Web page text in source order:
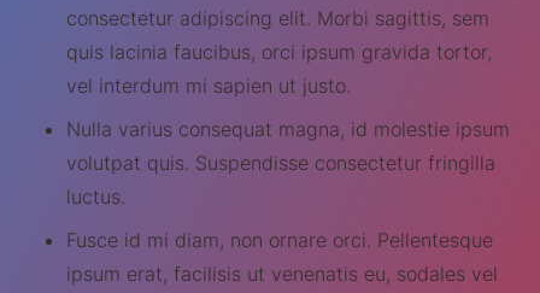
consectetur adipiscing elit. Morbi sagittis, sem
quis lacinia faucibus, orci ipsum gravida tortor,
vel interdum mi sapien ut justo.
Nulla varius consequat magna, id molestie ipsum
volutpat quis. Suspendisse consectetur fringilla
luctus.
Fusce id mi diam, non ornare orci. Pellentesque
ipsum erat, facilisis ut venenatis eu, sodales vel